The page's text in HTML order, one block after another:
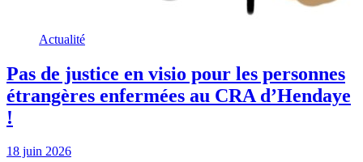
Actualité
Pas de justice en visio pour les personnes
étrangères enfermées au CRA d’Hendaye
!
18 juin 2026